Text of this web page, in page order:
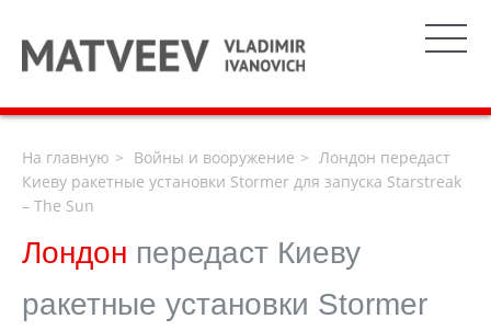
На главную Войны и вооружение
Лондон передаст
Киеву ракетные установки Stormer для запуска Starstreak
– The Sun
Лондон передаст Киеву
ракетные установки Stormer